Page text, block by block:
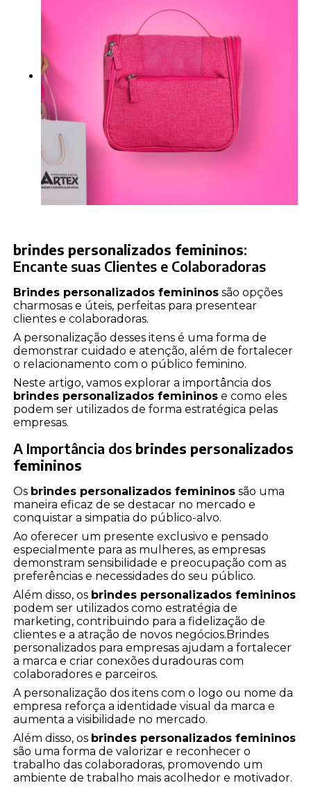
brindes personalizados femininos:
Encante suas Clientes e Colaboradoras
Brindes personalizados femininos são opções
charmosas e úteis, perfeitas para presentear
clientes e colaboradoras.
A personalização desses itens é uma forma de
demonstrar cuidado e atenção, além de fortalecer
o relacionamento com o público feminino.
Neste artigo, vamos explorar a importância dos
brindes personalizados femininos e como eles
podem ser utilizados de forma estratégica pelas
empresas.
A Importância dos brindes personalizados
femininos
Os brindes personalizados femininos são uma
maneira eficaz de se destacar no mercado e
conquistar a simpatia do público-alvo.
Ao oferecer um presente exclusivo e pensado
especialmente para as mulheres, as empresas
demonstram sensibilidade e preocupação com as
preferências e necessidades do seu público.
Além disso, os brindes personalizados femininos
podem ser utilizados como estratégia de
marketing, contribuindo para a fidelização de
clientes e a atração de novos negócios.Brindes
personalizados para empresas ajudam a fortalecer
a marca e criar conexões duradouras com
colaboradores e parceiros.
A personalização dos itens com o logo ou nome da
empresa reforça a identidade visual da marca e
aumenta a visibilidade no mercado.
Além disso, os brindes personalizados femininos
são uma forma de valorizar e reconhecer o
trabalho das colaboradoras, promovendo um
ambiente de trabalho mais acolhedor e motivador.